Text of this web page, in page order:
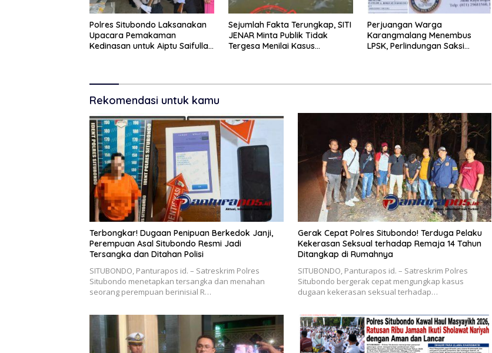
Polres Situbondo Laksanakan
Upacara Pemakaman
Kedinasan untuk Aiptu Saifullah
Sejumlah Fakta Terungkap, SITI
JENAR Minta Publik Tidak
Tergesa Menilai Kasus
Perjuangan Warga
Karangmalang Menembus
LPSK, Perlindungan Saksi
Rekomendasi untuk kamu
Terbongkar! Dugaan Penipuan Berkedok Janji,
Perempuan Asal Situbondo Resmi Jadi
Tersangka dan Ditahan Polisi
SITUBONDO, Panturapos id. – Satreskrim Polres
Situbondo menetapkan tersangka dan menahan
seorang perempuan berinisial R…
Gerak Cepat Polres Situbondo! Terduga Pelaku
Kekerasan Seksual terhadap Remaja 14 Tahun
Ditangkap di Rumahnya
SITUBONDO, Panturapos id. – Satreskrim Polres
Situbondo bergerak cepat mengungkap kasus
dugaan kekerasan seksual terhadap…